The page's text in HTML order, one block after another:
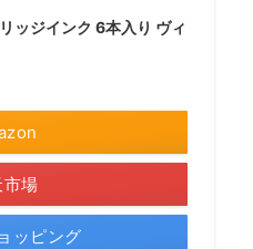
ッジインク 6本入り ヴィ
場
ッピング